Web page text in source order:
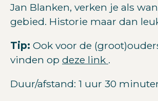
Jan Blanken, verken je als
gebied. Historie maar dan
Tip: Ook voor de
vinden op deze link .
Duur/afstand: 1 uur 30